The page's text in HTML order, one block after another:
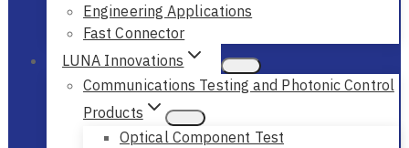
Engineering Applications
Fast Connector
LUNA Innovations
Communications Testing and Photonic Control
Products
Optical Component Test